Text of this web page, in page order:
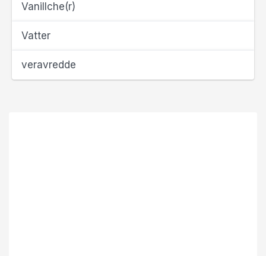
Vanillche(r)
Vatter
veravredde